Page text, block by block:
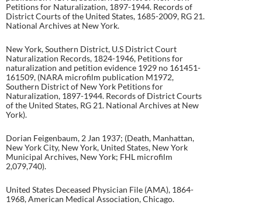
Petitions for Naturalization, 1897-1944. Records of
District Courts of the United States, 1685-2009, RG 21.
National Archives at New York.
New York, Southern District, U.S District Court
Naturalization Records, 1824-1946, Petitions for
naturalization and petition evidence 1929 no 161451-
161509, (NARA microfilm publication M1972,
Southern District of New York Petitions for
Naturalization, 1897-1944. Records of District Courts
of the United States, RG 21. National Archives at New
York).
Dorian Feigenbaum, 2 Jan 1937; (Death, Manhattan,
New York City, New York, United States, New York
Municipal Archives, New York; FHL microfilm
2,079,740).
United States Deceased Physician File (AMA), 1864-
1968, American Medical Association, Chicago.